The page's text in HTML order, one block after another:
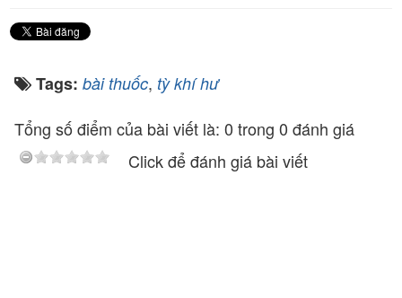
Tags: bài thuốc, tỳ khí hư
Tổng số điểm của bài viết là: 0 trong 0 đánh giá
Click để đánh giá bài viết